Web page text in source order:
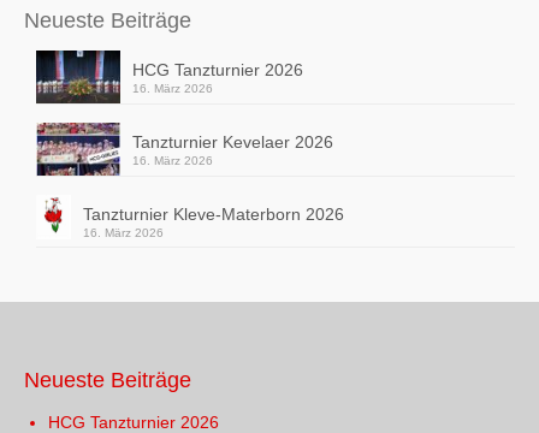
Neueste Beiträge
HCG Tanzturnier 2026
16. März 2026
Tanzturnier Kevelaer 2026
16. März 2026
Tanzturnier Kleve-Materborn 2026
16. März 2026
Neueste Beiträge
HCG Tanzturnier 2026